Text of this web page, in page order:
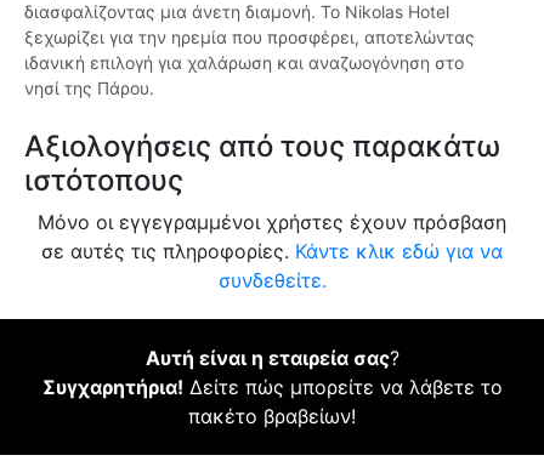
διασφαλίζοντας μια άνετη διαμονή. Το Nikolas Hotel
ξεχωρίζει για την ηρεμία που προσφέρει, αποτελώντας
ιδανική επιλογή για χαλάρωση και αναζωογόνηση στο
νησί της Πάρου.
Αξιολογήσεις από τους παρακάτω
ιστότοπους
Μόνο οι εγγεγραμμένοι χρήστες έχουν πρόσβαση
σε αυτές τις πληροφορίες. Κάντε κλικ εδώ για να
συνδεθείτε.
Αυτή είναι η εταιρεία σας?
Συγχαρητήρια! Δείτε πώς μπορείτε να λάβετε το
πακέτο βραβείων!